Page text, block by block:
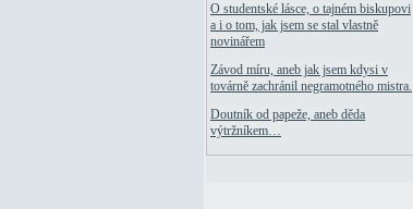
O studentské lásce, o tajném biskupovi
a i o tom, jak jsem se stal vlastně
novinářem
Závod míru, aneb jak jsem kdysi v
továrně zachránil negramotného mistra.
Doutník od papeže, aneb děda
výtržníkem…